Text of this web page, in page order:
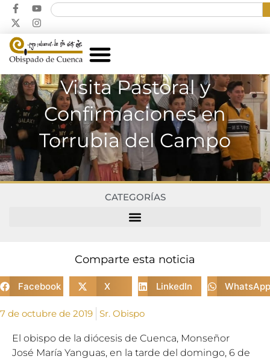
Visita Pastoral y
Confirmaciones en
Torrubia del Campo
CATEGORÍAS
Comparte esta noticia
Facebook X LinkedIn WhatsApp
7 de octubre de 2019 Sr. Obispo
El obispo de la diócesis de Cuenca, Monseñor
José María Yanguas, en la tarde del domingo, 6 de